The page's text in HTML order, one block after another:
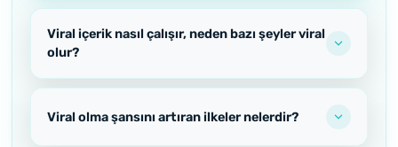
Viral içerik nasıl çalışır, neden bazı şeyler viral
olur?
Viral olma şansını artıran ilkeler nelerdir?